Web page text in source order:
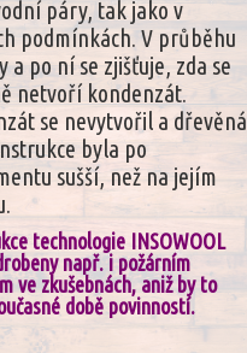
páry, tak jako v
podmínkách. V průběhu
a po ní se zjišťuje, zda se
netvoří kondenzát.
se nevytvořil a dřevěná
byla po
sušší, než na jejím
technologie INSOWOOL
např. i požárním
ve zkušebnách, aniž by to
době povinností.